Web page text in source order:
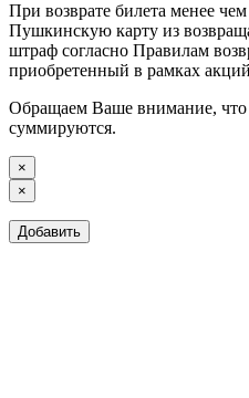
При возврате билета менее
Пушкинскую карту из
штраф согласно Правилам
приобретенный в рамках
Обращаем Ваше внимание,
суммируются.
×
×
Добавить